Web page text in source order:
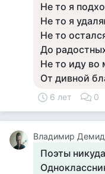
Не то я
Не то я
Не то
До
Не то иду во
От дивной
6 лет 0
Владимир
Поэты